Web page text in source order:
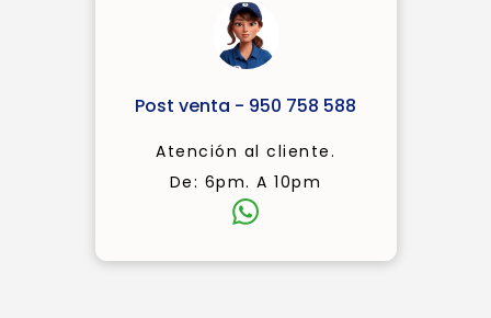
Post venta - 950 758 588
Atención al cliente.
De: 6pm. A 10pm